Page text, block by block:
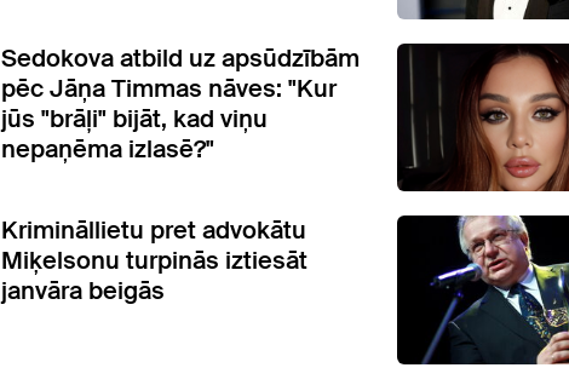
Sedokova atbild uz apsūdzībām
pēc Jāņa Timmas nāves: "Kur
jūs "brāļi" bijāt, kad viņu
nepaņēma izlasē?"
Krimināllietu pret advokātu
Miķelsonu turpinās iztiesāt
janvāra beigās